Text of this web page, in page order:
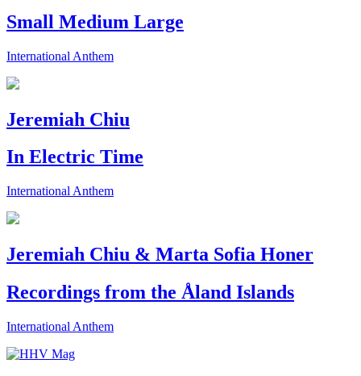
Small Medium Large
International Anthem
Jeremiah Chiu
In Electric Time
International Anthem
Jeremiah Chiu & Marta Sofia Honer
Recordings from the Åland Islands
International Anthem